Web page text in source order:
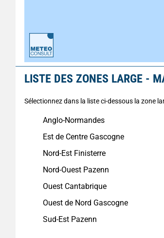
LISTE DES ZONES LARGE -
Sélectionnez dans la liste ci-dessous la zone
Anglo-Normandes
Est de Centre Gascogne
Nord-Est Finisterre
Nord-Ouest Pazenn
Ouest Cantabrique
Ouest de Nord Gascogne
Sud-Est Pazenn